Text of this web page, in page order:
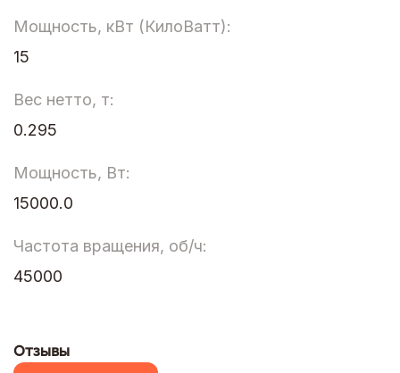
Мощность, кВт (КилоВатт):
15
Вес нетто, т:
0.295
Мощность, Вт:
15000.0
Частота вращения, об/ч:
45000
Отзывы